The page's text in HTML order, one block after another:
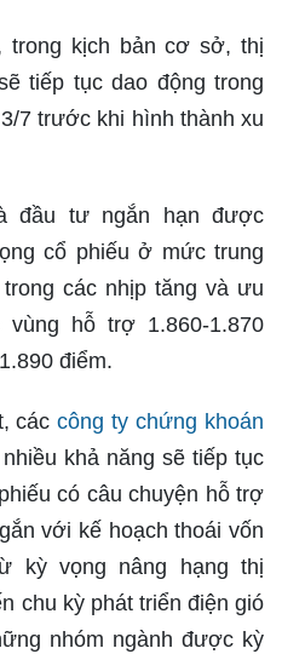
trong kịch bản cơ sở, thị
tiếp tục dao động trong
7 trước khi hình thành xu
đầu tư ngắn hạn được
cổ phiếu ở mức trung
các nhịp tăng và ưu
hỗ trợ 1.860-1.870
điểm.
cáccông ty chứng khoán
khả năng sẽ tiếp tục
có câu chuyện hỗ trợ
với kế hoạch thoái vốn
kỳ vọng nâng hạng thị
chu kỳ phát triển điện gió
nhóm ngành được kỳ